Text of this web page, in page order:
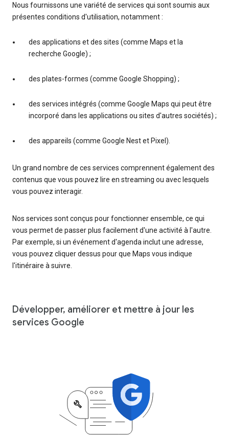
Nous fournissons une variété de services qui sont soumis aux
présentes conditions d'utilisation, notamment :
des applications et des sites (comme Maps et la
recherche Google) ;
des plates-formes (comme Google Shopping) ;
des services intégrés (comme Google Maps qui peut être
incorporé dans les applications ou sites d'autres sociétés) ;
des appareils (comme Google Nest et Pixel).
Un grand nombre de ces services comprennent également des
contenus que vous pouvez lire en streaming ou avec lesquels
vous pouvez interagir.
Nos services sont conçus pour fonctionner ensemble, ce qui
vous permet de passer plus facilement d'une activité à l'autre.
Par exemple, si un événement d'agenda inclut une adresse,
vous pouvez cliquer dessus pour que Maps vous indique
l'itinéraire à suivre.
Développer, améliorer et mettre à jour les
services Google